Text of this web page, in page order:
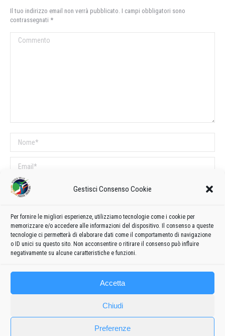
Gestisci Consenso Cookie
Per fornire le migliori esperienze, utilizziamo tecnologie come i cookie per
memorizzare e/o accedere alle informazioni del dispositivo. Il consenso a queste
tecnologie ci permetterà di elaborare dati come il comportamento di navigazione
o ID unici su questo sito. Non acconsentire o ritirare il consenso può influire
negativamente su alcune caratteristiche e funzioni.
Accetta
Chiudi
Preferenze
Il tuo indirizzo email non verrà pubblicato. I campi obbligatori sono
contrassegnati *
Commento
Nome *
Email *
Sito web
COMMENTI SUL POST
Questo sito utilizza Akismet per ridurre lo spam.Scopri come vengono
elaborati i dati derivati dai commenti.